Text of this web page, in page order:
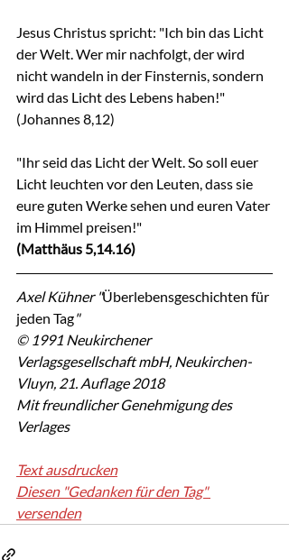
Jesus Christus spricht: "Ich bin das Licht
der Welt. Wer mir nachfolgt, der wird
nicht wandeln in der Finsternis, sondern
wird das Licht des Lebens haben!"
(Johannes 8,12)
"Ihr seid das Licht der Welt. So soll euer
Licht leuchten vor den Leuten, dass sie
eure guten Werke sehen und euren Vater
im Himmel preisen!"
(Matthäus 5,14.16)
Axel Kühner "Überlebensgeschichten für
jeden Tag"
© 1991 Neukirchener
Verlagsgesellschaft mbH, Neukirchen-
Vluyn, 21. Auflage 2018
Mit freundlicher Genehmigung des
Verlages
Text ausdrucken
Diesen "Gedanken für den Tag"
versenden